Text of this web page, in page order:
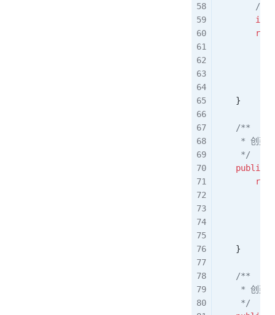
//
        int
    }
    /**
* 创建
     */
    public
    }
    /**
* 创建
     */